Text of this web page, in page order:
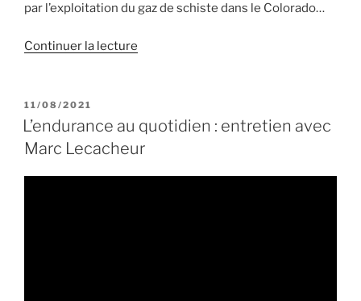
par l’exploitation du gaz de schiste dans le Colorado…
Continuer la lecture
de
Flore
PUBLIÉ
LE
11/08/2021
L’endurance au quotidien : entretien avec
Marc Lecacheur